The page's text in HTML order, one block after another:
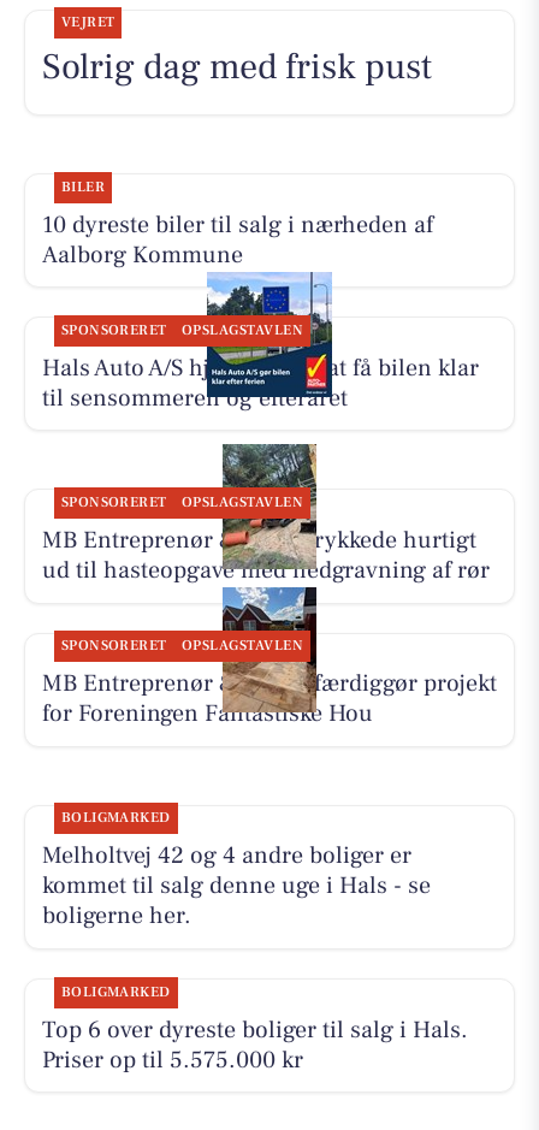
VEJRET
Solrig dag med frisk pust
BILER
10 dyreste biler til salg i nærheden af
Aalborg Kommune
SPONSORERET OPSLAGSTAVLEN
Hals Auto A/S hjælper med at få bilen klar
til sensommeren og efteråret
SPONSORERET OPSLAGSTAVLEN
MB Entreprenør & Anlæg rykkede hurtigt
ud til hasteopgave med nedgravning af rør
SPONSORERET OPSLAGSTAVLEN
MB Entreprenør & Anlæg færdiggør projekt
for Foreningen Fantastiske Hou
BOLIGMARKED
Melholtvej 42 og 4 andre boliger er
kommet til salg denne uge i Hals - se
boligerne her.
BOLIGMARKED
Top 6 over dyreste boliger til salg i Hals.
Priser op til 5.575.000 kr